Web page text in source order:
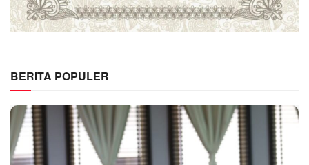
BERITA POPULER